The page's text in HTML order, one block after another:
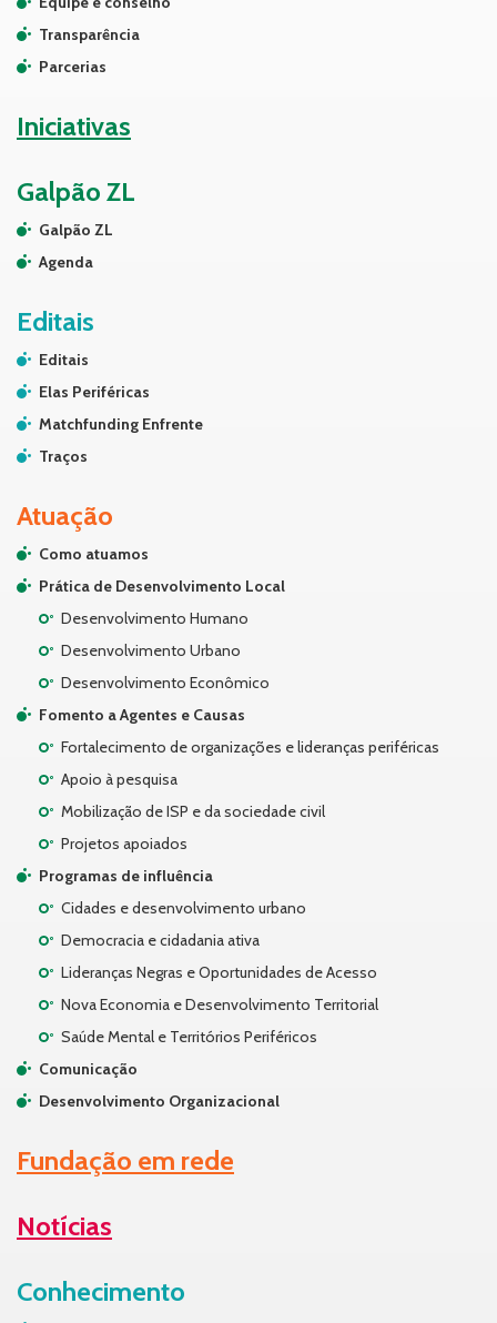
Transparência
Parcerias
Iniciativas
Galpão ZL
Galpão ZL
Agenda
Editais
Editais
Elas Periféricas
Matchfunding Enfrente
Traços
Atuação
Como atuamos
Prática de Desenvolvimento Local
Desenvolvimento Humano
Desenvolvimento Urbano
Desenvolvimento Econômico
Fomento a Agentes e Causas
Fortalecimento de organizações e lideranças periféricas
Apoio à pesquisa
Mobilização de ISP e da sociedade civil
Projetos apoiados
Programas de influência
Cidades e desenvolvimento urbano
Democracia e cidadania ativa
Lideranças Negras e Oportunidades de Acesso
Nova Economia e Desenvolvimento Territorial
Saúde Mental e Territórios Periféricos
Comunicação
Desenvolvimento Organizacional
Fundação em rede
Notícias
Conhecimento